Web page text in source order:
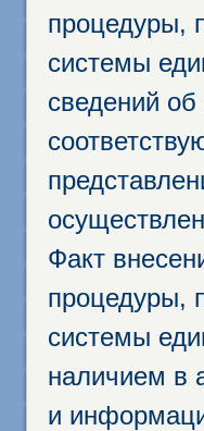
процедуры,
системы
сведений
Факт
процедуры,
системы
наличием в
и